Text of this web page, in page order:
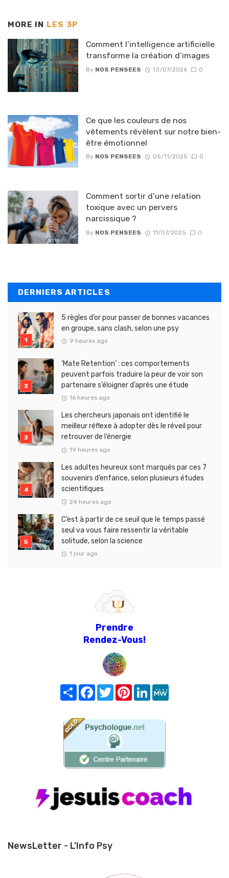
MORE IN LES 3P
Comment l’intelligence artificielle
transforme la création d’images
By NOS PENSEES 13/07/2026 0
Ce que les couleurs de nos
vêtements révèlent sur notre bien-
être émotionnel
By NOS PENSEES 05/11/2025 0
Comment sortir d’une relation
toxique avec un pervers
narcissique ?
By NOS PENSEES 11/07/2025 0
DERNIERS ARTICLES
5 règles d’or pour passer de bonnes vacances
en groupe, sans clash, selon une psy
9 heures ago
‘Mate Retention’ : ces comportements
peuvent parfois traduire la peur de voir son
partenaire s’éloigner d’après une étude
16 heures ago
Les chercheurs japonais ont identifié le
meilleur réflexe à adopter dès le réveil pour
retrouver de l’énergie
19 heures ago
Les adultes heureux sont marqués par ces 7
souvenirs d’enfance, selon plusieurs études
scientifiques
24 heures ago
C’est à partir de ce seuil que le temps passé
seul va vous faire ressentir la véritable
solitude, selon la science
1 jour ago
Prendre
Rendez-Vous!
Share FacebookTwitterPinterest
LinkedIn
NewsLetter - L'Info Psy